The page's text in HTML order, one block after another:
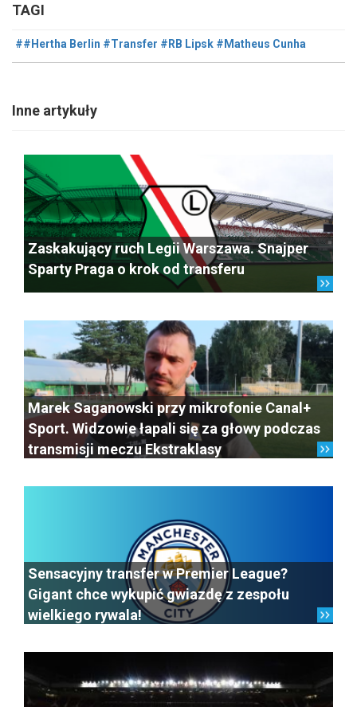
TAGI
##Hertha Berlin #Transfer #RB Lipsk #Matheus Cunha
Inne artykuły
Zaskakujący ruch Legii Warszawa. Snajper
Sparty Praga o krok od transferu
Marek Saganowski przy mikrofonie Canal+
Sport. Widzowie łapali się za głowy podczas
transmisji meczu Ekstraklasy
Sensacyjny transfer w Premier League?
Gigant chce wykupić gwiazdę z zespołu
wielkiego rywala!